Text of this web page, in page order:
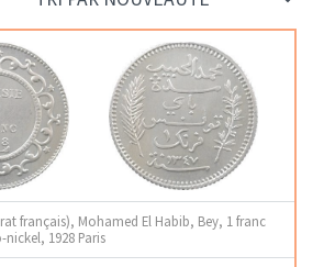
français), Mohamed El Habib, Bey, 1 franc
1928 Paris